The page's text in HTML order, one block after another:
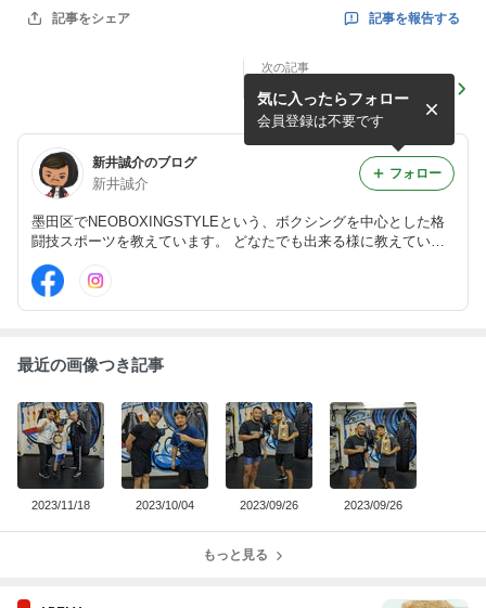
記事をシェア 記事を報告する
次の記事
新井誠介のブログ
新井誠介
墨田区でNEOBOXINGSTYLEという、ボクシングを中心とした格
闘技スポーツを教えています。 どなたでも出来る様に教えていま
す！ 柔術とキックも始めました！ 気になる方は気軽にコメントお
待ちしております(^^) http://n-bstyle.com
気に入ったらフォロー
会員登録は不要です
フォロー
最近の画像つき記事
2023/11/18 2023/10/04 2023/09/26 2023/09/26
もっと見る